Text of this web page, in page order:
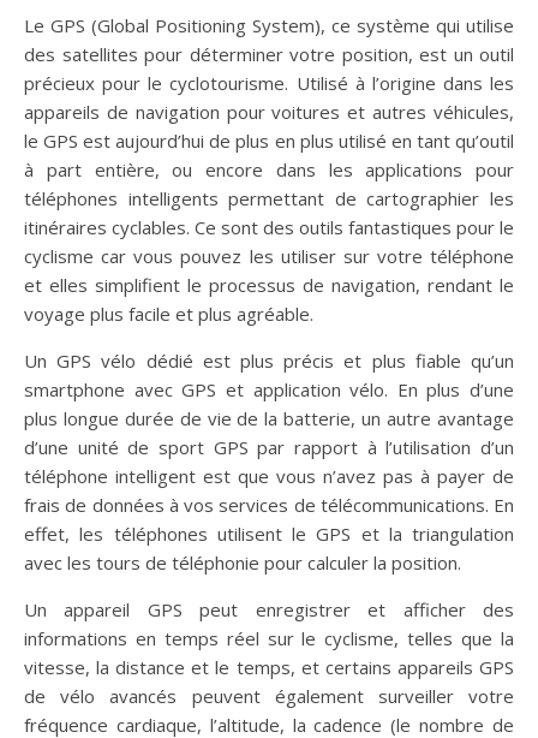
Le GPS (Global Positioning System), ce système qui utilise
des satellites pour déterminer votre position, est un outil
précieux pour le cyclotourisme. Utilisé à l’origine dans les
appareils de navigation pour voitures et autres véhicules,
le GPS est aujourd’hui de plus en plus utilisé en tant qu’outil
à part entière, ou encore dans les applications pour
téléphones intelligents permettant de cartographier les
itinéraires cyclables. Ce sont des outils fantastiques pour le
cyclisme car vous pouvez les utiliser sur votre téléphone
et elles simplifient le processus de navigation, rendant le
voyage plus facile et plus agréable.
Un GPS vélo dédié est plus précis et plus fiable qu’un
smartphone avec GPS et application vélo. En plus d’une
plus longue durée de vie de la batterie, un autre avantage
d’une unité de sport GPS par rapport à l’utilisation d’un
téléphone intelligent est que vous n’avez pas à payer de
frais de données à vos services de télécommunications. En
effet, les téléphones utilisent le GPS et la triangulation
avec les tours de téléphonie pour calculer la position.
Un appareil GPS peut enregistrer et afficher des
informations en temps réel sur le cyclisme, telles que la
vitesse, la distance et le temps, et certains appareils GPS
de vélo avancés peuvent également surveiller votre
fréquence cardiaque, l’altitude, la cadence (le nombre de